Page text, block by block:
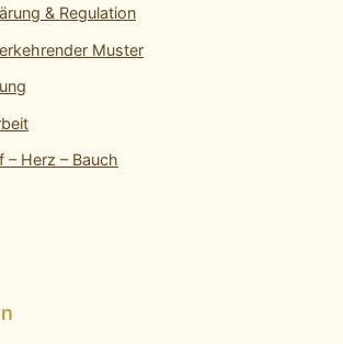
& Regulation
Muster
– Herz – Bauch